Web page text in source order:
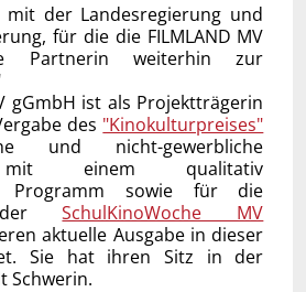
mit der Landesregierung und
für die die FILMLAND MV
Partnerin weiterhin zur
gGmbH ist als Projektträgerin
des "Kinokulturpreises"
und nicht-gewerbliche
mit einem qualitativ
Programm sowie für die
derSchulKinoWoche MV
aktuelle Ausgabe in dieser
Sie hat ihren Sitz in der
Schwerin.